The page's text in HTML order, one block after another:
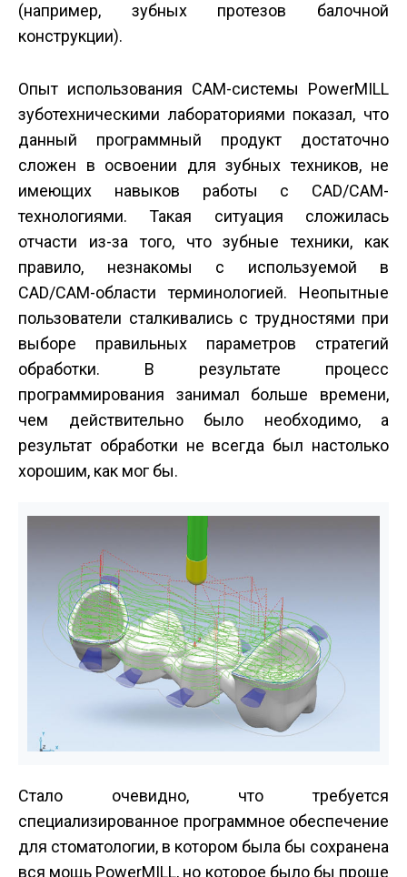
(например, зубных протезов балочной
конструкции).
Опыт использования CAM-системы PowerMILL
зуботехническими лабораториями показал, что
данный программный продукт достаточно
сложен в освоении для зубных техников, не
имеющих навыков работы с CAD/CAM-
технологиями. Такая ситуация сложилась
отчасти из-за того, что зубные техники, как
правило, незнакомы с используемой в
CAD/CAM-области терминологией. Неопытные
пользователи сталкивались с трудностями при
выборе правильных параметров стратегий
обработки. В результате процесс
программирования занимал больше времени,
чем действительно было необходимо, а
результат обработки не всегда был настолько
хорошим, как мог бы.
Стало очевидно, что требуется
специализированное программное обеспечение
для стоматологии, в котором была бы сохранена
вся мощь PowerMILL, но которое было бы проще